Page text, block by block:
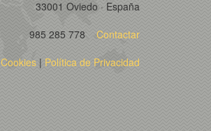
33001 Oviedo · España
985 285 778 Contactar
Cookies | Política de Privacidad